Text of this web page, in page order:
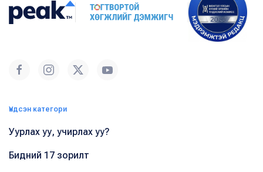
Үндсэн категори
Уурлах уу, учирлах уу?
Бидний 17 зорилт